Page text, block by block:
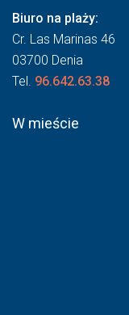
Biuro na plaży:
Cr. Las Marinas 46
03700 Denia
Tel. 96.642.63.38
W mieście